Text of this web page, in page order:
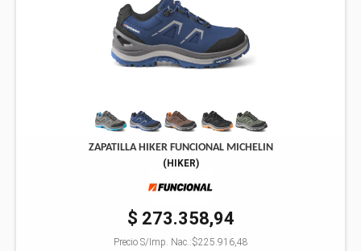
ZAPATILLA HIKER FUNCIONAL MICHELIN
( HIKER)
$ 273.358,94
Precio S/Imp. Nac.:$225.916,48